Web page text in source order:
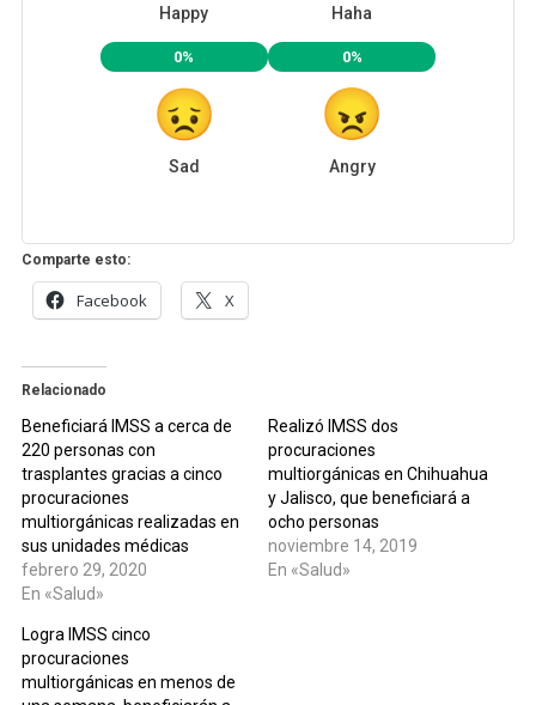
Happy Haha
0%
Sad
0%
Angry
Comparte esto:
Facebook X
Relacionado
Beneficiará IMSS a cerca de
220 personas con
trasplantes gracias a cinco
procuraciones
multiorgánicas realizadas en
sus unidades médicas
febrero 29, 2020
En «Salud»
Realizó IMSS dos
procuraciones
multiorgánicas en Chihuahua
y Jalisco, que beneficiará a
ocho personas
noviembre 14, 2019
En «Salud»
Logra IMSS cinco
procuraciones
multiorgánicas en menos de